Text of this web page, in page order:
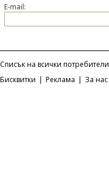
E-mail:
Списък на всички потребители
Бисквитки | Реклама | За нас